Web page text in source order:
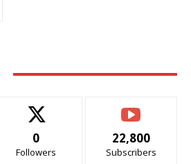
0
Followers
22,800
Subscribers